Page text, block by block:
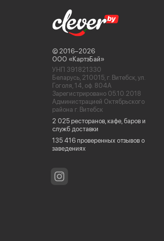
© 2016−2026
ООО «КартэБай»
УНП 391821330
Беларусь, 210015, г. Витебск, ул.
Гоголя, 14, оф. 804А
Зарегистрировано 05.10.2018
Администрацией Октябрьского
района г. Витебск
2 025 ресторанов, кафе, баров и
служб доставки
135 416 проверенных отзывов о
заведениях